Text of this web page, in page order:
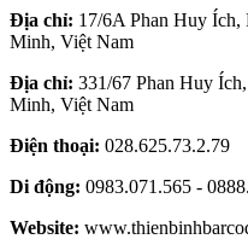
Địa chỉ: 17/6A Phan Huy
Minh, Việt Nam
Địa chỉ: 331/67 Phan Huy
Minh, Việt Nam
Điện thoại: 028.625.73.2.79
Di động: 0983.071.565 -
Website: